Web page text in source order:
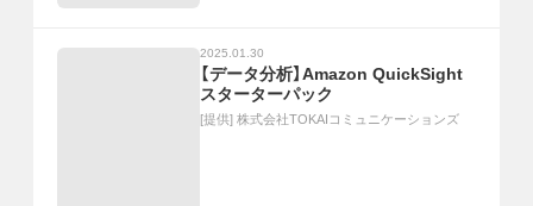
2025.01.30
【データ分析】Amazon QuickSight
スターターパック
[提供] 株式会社TOKAIコミュニケーションズ